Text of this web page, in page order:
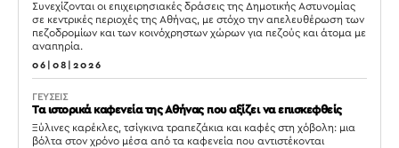
Συνεχίζονται οι επιχειρησιακές δράσεις της Δημοτικής Αστυνομίας
σε κεντρικές περιοχές της Αθήνας, με στόχο την απελευθέρωση των
πεζοδρομίων και των κοινόχρηστων χώρων για πεζούς και άτομα με
αναπηρία.
06|08|2026
ΓΕΥΣΕΙΣ
Τα ιστορικά καφενεία της Αθήνας που αξίζει να επισκεφθείς
Ξύλινες καρέκλες, τσίγκινα τραπεζάκια και καφές στη χόβολη: μια
βόλτα στον χρόνο μέσα από τα καφενεία που αντιστέκονται